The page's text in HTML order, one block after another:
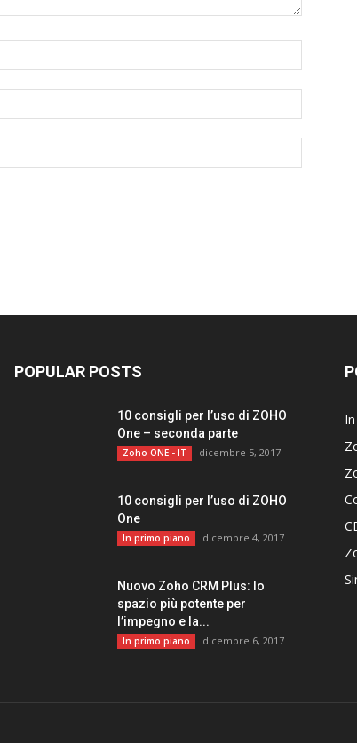
POPULAR POSTS
10 consigli per l’uso di ZOHO
One – seconda parte
Zoho ONE - IT dicembre 5, 2017
10 consigli per l’uso di ZOHO
One
In primo piano dicembre 4, 2017
Nuovo Zoho CRM Plus: lo
spazio più potente per
l’impegno e la...
In primo piano dicembre 6, 2017